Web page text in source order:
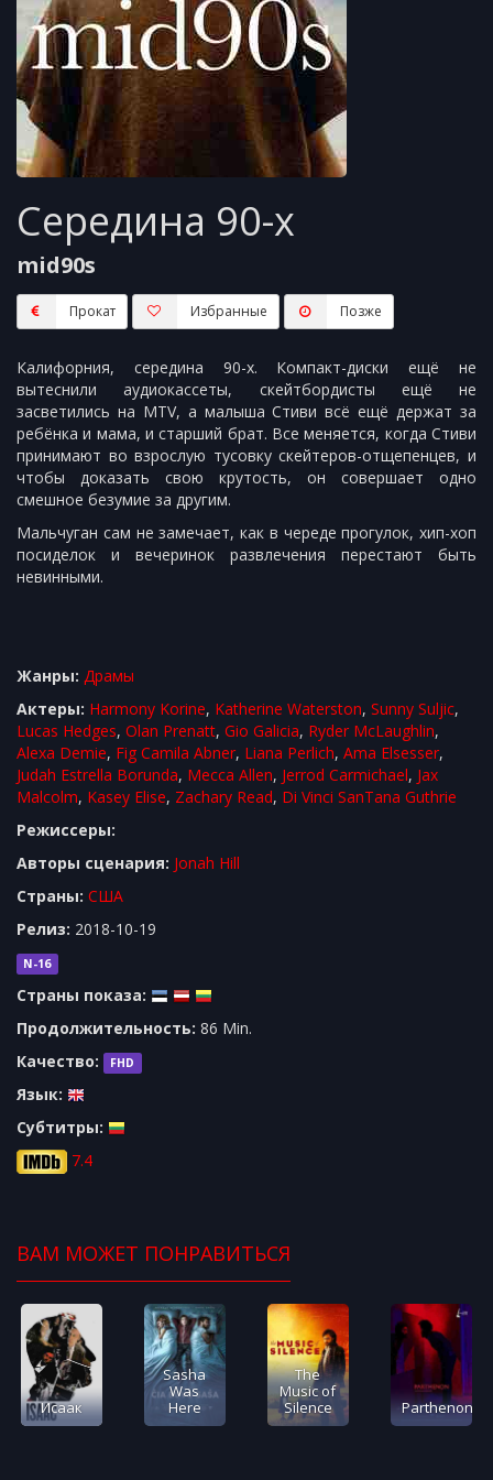
Середина 90-х
mid90s
Прокат Избранные Пoзжe
Калифорния, середина 90-х. Компакт-диски ещё не
вытеснили аудиокассеты, скейтбордисты ещё не
засветились на MTV, а малыша Стиви всё ещё держат за
ребёнка и мама, и старший брат. Все меняется, когда Стиви
принимают во взрослую тусовку скейтеров-отщепенцев, и
чтобы доказать свою крутость, он совершает одно
смешное безумие за другим.
Мальчуган сам не замечает, как в череде прогулок, хип-хоп
посиделок и вечеринок развлечения перестают быть
невинными.
Жанры: Драмы
Актеры: Harmony Korine, Katherine Waterston, Sunny Suljic,
Lucas Hedges, Olan Prenatt, Gio Galicia, Ryder McLaughlin,
Alexa Demie, Fig Camila Abner, Liana Perlich, Ama Elsesser,
Judah Estrella Borunda, Mecca Allen, Jerrod Carmichael, Jax
Malcolm, Kasey Elise, Zachary Read, Di Vinci SanTana Guthrie
Режиссеры:
Авторы сценария: Jonah Hill
Cтраны: США
Релиз: 2018-10-19
N-16
Страны показа:
Продолжительность: 86 Min.
Качество:
FHD
Язык:
Субтитры:
7.4
ВАМ МОЖЕТ ПОНРАВИТЬСЯ
Исаак
Sasha
Was
Here
The
Music of
Silence
Parthenon